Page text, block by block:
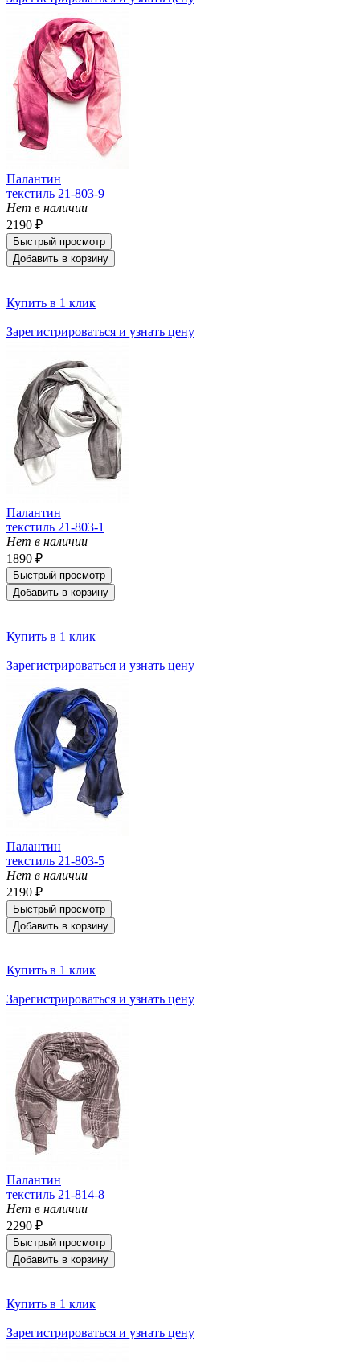
Палантин
текстиль 21-803-9
Нет в наличии
2190 ₽
Быстрый просмотр
Добавить в корзину
Купить в 1 клик
Зарегистрироваться и узнать цену
Палантин
текстиль 21-803-1
Нет в наличии
1890 ₽
Быстрый просмотр
Добавить в корзину
Купить в 1 клик
Зарегистрироваться и узнать цену
Палантин
текстиль 21-803-5
Нет в наличии
2190 ₽
Быстрый просмотр
Добавить в корзину
Купить в 1 клик
Зарегистрироваться и узнать цену
Палантин
текстиль 21-814-8
Нет в наличии
2290 ₽
Быстрый просмотр
Добавить в корзину
Купить в 1 клик
Зарегистрироваться и узнать цену